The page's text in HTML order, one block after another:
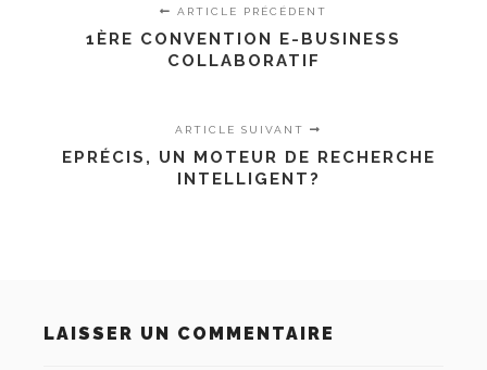
ARTICLE PRÉCÉDENT
1ÈRE CONVENTION E-BUSINESS
COLLABORATIF
ARTICLE SUIVANT
EPRÉCIS, UN MOTEUR DE RECHERCHE
INTELLIGENT?
LAISSER UN COMMENTAIRE